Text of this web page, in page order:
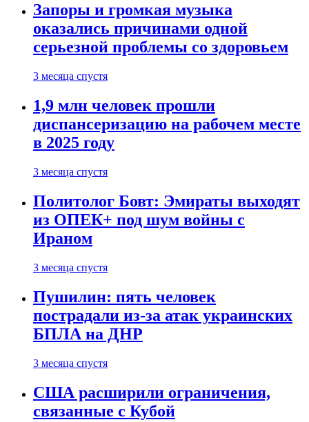
Запоры и громкая музыка
оказались причинами одной
серьезной проблемы со здоровьем
3 месяца спустя
1,9 млн человек прошли
диспансеризацию на рабочем месте
в 2025 году
3 месяца спустя
Политолог Бовт: Эмираты выходят
из ОПЕК+ под шум войны с
Ираном
3 месяца спустя
Пушилин: пять человек
пострадали из-за атак украинских
БПЛА на ДНР
3 месяца спустя
США расширили ограничения,
связанные с Кубой